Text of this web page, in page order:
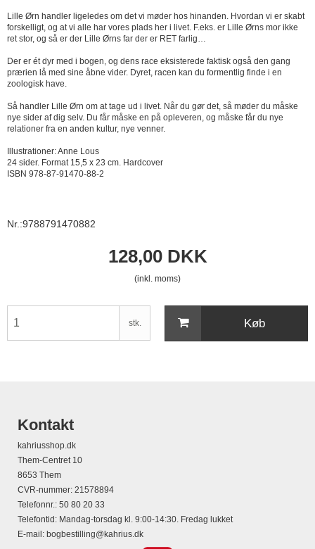
Lille Ørn handler ligeledes om det vi møder hos hinanden. Hvordan vi er skabt
forskelligt, og at vi alle har vores plads her i livet. F.eks. er Lille Ørns mor ikke
ret stor, og så er der Lille Ørns far der er RET farlig…
Der er ét dyr med i bogen, og dens race eksisterede faktisk også den gang
prærien lå med sine åbne vider. Dyret, racen kan du formentlig finde i en
zoologisk have.
Så handler Lille Ørn om at tage ud i livet. Når du gør det, så møder du måske
nye sider af dig selv. Du får måske en på opleveren, og måske får du nye
relationer fra en anden kultur, nye venner.
Illustrationer: Anne Lous
24 sider. Format 15,5 x 23 cm. Hardcover
ISBN 978-87-91470-88-2
Nr.:9788791470882
128,00 DKK
(inkl. moms)
stk. Køb
Kontakt
kahriusshop.dk
Them-Centret 10
8653 Them
CVR-nummer: 21578894
Telefonnr.: 50 80 20 33
Telefontid: Mandag-torsdag kl. 9:00-14:30. Fredag lukket
E-mail : bogbestilling@kahrius.dk